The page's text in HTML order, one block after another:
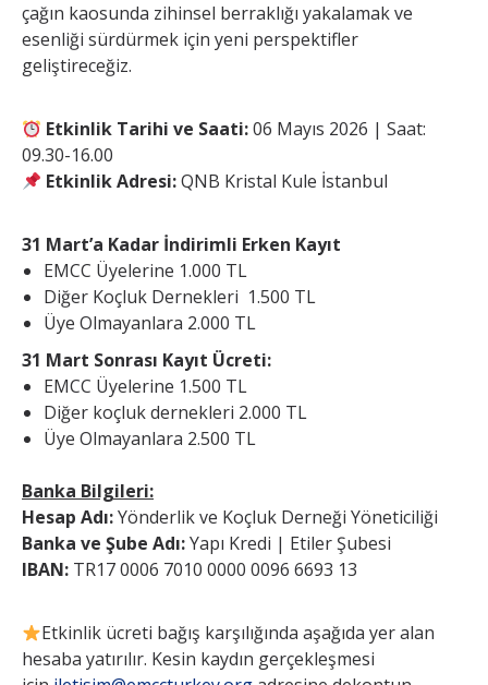
çağın kaosunda zihinsel berraklığı yakalamak ve
esenliği sürdürmek için yeni perspektifler
geliştireceğiz.
Etkinlik Tarihi ve Saati:06 Mayıs 2026 | Saat:
09.30-16.00
Etkinlik Adresi:QNB Kristal Kule İstanbul
31 Mart’a Kadar İndirimli Erken Kayıt
EMCC Üyelerine 1.000 TL
Diğer Koçluk Dernekleri 1.500 TL
Üye Olmayanlara 2.000 TL
31 Mart Sonrası Kayıt Ücreti:
EMCC Üyelerine 1.500 TL
Diğer koçluk dernekleri 2.000 TL
Üye Olmayanlara 2.500 TL
Banka Bilgileri:
Hesap Adı:Yönderlik ve Koçluk Derneği Yöneticiliği
Banka ve Şube Adı:Yapı Kredi | Etiler Şubesi
IBAN: TR17 0006 7010 0000 0096 6693 13
Etkinlik ücreti bağış karşılığında aşağıda yer alan
hesaba yatırılır. Kesin kaydın gerçekleşmesi